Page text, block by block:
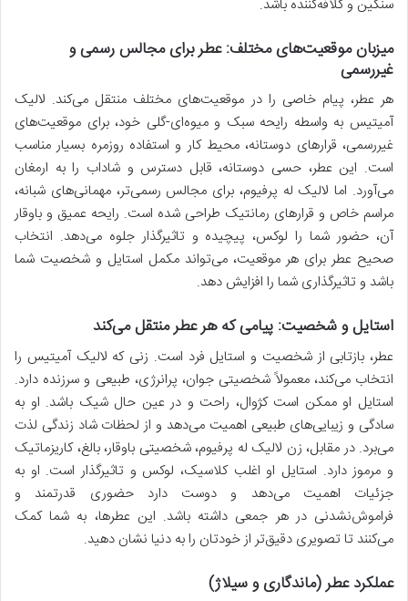
سنگین و کلافه‌کننده باشد.
میزبان موقعیت‌های مختلف: عطر برای مجالس رسمی و
غیررسمی
هر عطر، پیام خاصی را در موقعیت‌های مختلف منتقل می‌کند. لالیک
آمیتیس به واسطه رایحه سبک و میوه‌ای-گلی خود، برای موقعیت‌های
غیررسمی، قرارهای دوستانه، محیط کار و استفاده روزمره بسیار مناسب
است. این عطر، حسی دوستانه، قابل دسترس و شاداب را به ارمغان
می‌آورد. اما لالیک له پرفیوم، برای مجالس رسمی‌تر، مهمانی‌های شبانه،
مراسم خاص و قرارهای رمانتیک طراحی شده است. رایحه عمیق و باوقار
آن، حضور شما را لوکس، پیچیده و تاثیرگذار جلوه می‌دهد. انتخاب
صحیح عطر برای هر موقعیت، می‌تواند مکمل استایل و شخصیت شما
باشد و تاثیرگذاری شما را افزایش دهد.
استایل و شخصیت: پیامی که هر عطر منتقل می‌کند
عطر، بازتابی از شخصیت و استایل فرد است. زنی که لالیک آمیتیس را
انتخاب می‌کند، معمولاً شخصیتی جوان، پرانرژی، طبیعی و سرزنده دارد.
استایل او ممکن است کژوال، راحت و در عین حال شیک باشد. او به
سادگی و زیبایی‌های طبیعی اهمیت می‌دهد و از لحظات شاد زندگی لذت
می‌برد. در مقابل، زن لالیک له پرفیوم، شخصیتی باوقار، بالغ، کاریزماتیک
و مرموز دارد. استایل او اغلب کلاسیک، لوکس و تاثیرگذار است. او به
جزئیات اهمیت می‌دهد و دوست دارد حضوری قدرتمند و
فراموش‌نشدنی در هر جمعی داشته باشد. این عطرها، به شما کمک
می‌کنند تا تصویری دقیق‌تر از خودتان را به دنیا نشان دهید.
عملکرد عطر (ماندگاری و سیلاژ)